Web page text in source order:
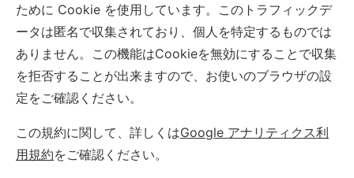
ために Cookie を使用しています。このトラフィックデ
ータは匿名で収集されており、個人を特定するものでは
ありません。この機能はCookieを無効にすることで収集
を拒否することが出来ますので、お使いのブラウザの設
定をご確認ください。
この規約に関して、詳しくはGoogle アナリティクス利
用規約をご確認ください。